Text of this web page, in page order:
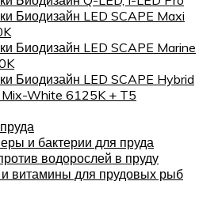
Биодизайн LED SCAPE Maxi
Биодизайн LED SCAPE Marine
Биодизайн LED SCAPE Hybrid
Mix-White 6125K + T5
и бактерии для пруда
водорослей в пруду
и витамины для прудовых рыб